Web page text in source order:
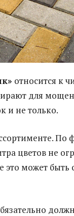
относится к
для
и не только.
По
цветов не
может быть